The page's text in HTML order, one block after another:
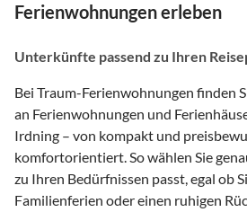
Ferienwohnungen erleben
Unterkünfte passend zu Ihren
Bei Traum-Ferienwohnungen finden
an Ferienwohnungen und
Irdning – von kompakt und
komfortorientiert. So wählen Sie
zu Ihren Bedürfnissen passt, egal ob
Familienferien oder einen ruhigen